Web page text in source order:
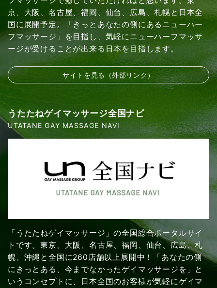
京、大阪、名古屋、福岡、仙台、広島、札幌と日本全
国に展開予定。「きっとあなたの側にあるニューハー
フマッサージ」を目指し、気軽にニューハーフマッサ
ージが受けることが出来る日本を目指します。
サイトを見る（外部リンク）
うたたねゲイマッサージ全国ナビ
UTATANE GAY MASSAGE NAVI
「うたたねゲイマッサージ」の全国総合ポータルサイ
トです。東京、大阪、名古屋、福岡、仙台、広島、札
幌、沖縄と全国に260店舗以上展開中！「あなたの側
にきっとある、今までなかったゲイマッサージを」と
いうコンセプトに、日本全国のお客様が気軽にゲイマ